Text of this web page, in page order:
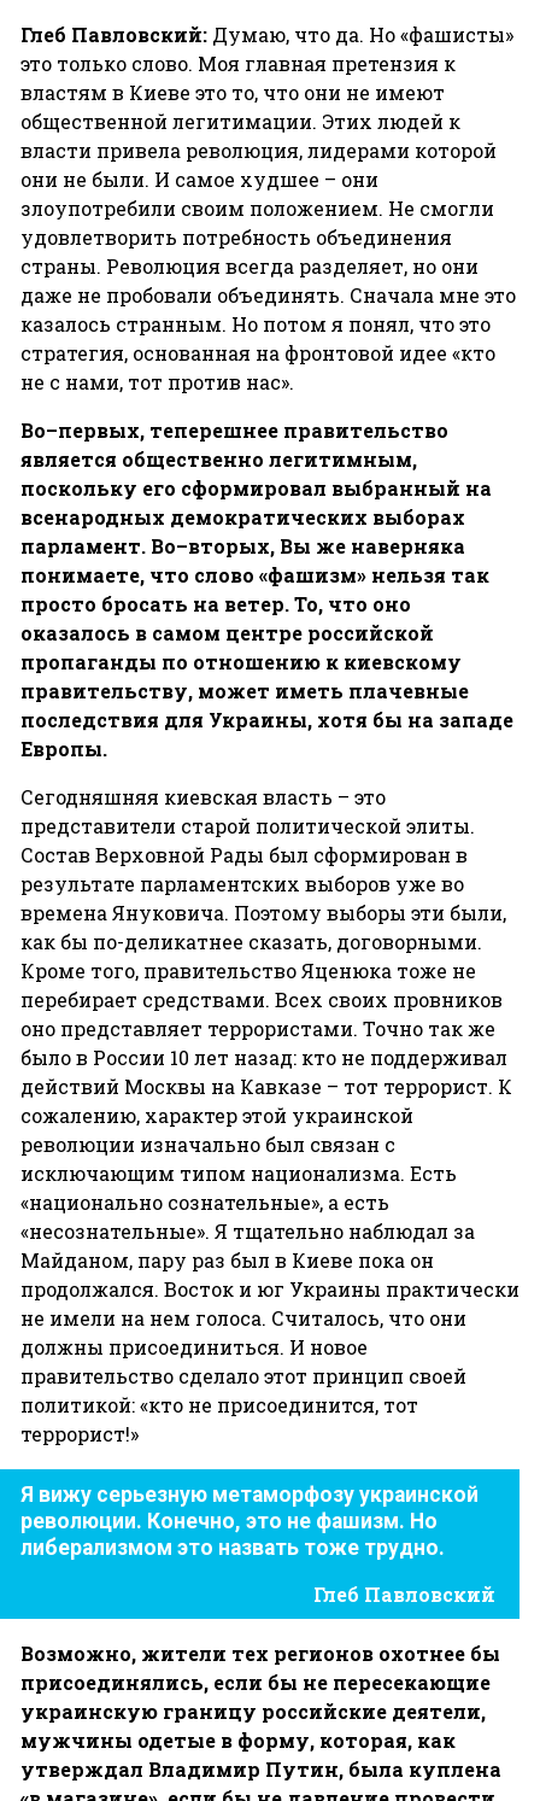
Глеб Павловский:Думаю, что да. Но «фашисты»
это только слово. Моя главная претензия к
властям в Киеве это то, что они не имеют
общественной легитимации. Этих людей к
власти привела революция, лидерами которой
они не были. И самое худшее – они
злоупотребили своим положением. Не смогли
удовлетворить потребность объединения
страны. Революция всегда разделяет, но они
даже не пробовали объединять. Сначала мне это
казалось странным. Но потом я понял, что это
стратегия, основанная на фронтовой идее «кто
не с нами, тот против нас».
Во–первых, теперешнее правительство
является общественно легитимным,
поскольку его сформировал выбранный на
всенародных демократических выборах
парламент. Во–вторых, Вы же наверняка
понимаете, что слово «фашизм» нельзя так
просто бросать на ветер.То, что оно
оказалось в самом центре российской
пропаганды по отношению к киевскому
правительству, может иметь плачевные
последствия для Украины, хотя бы на западе
Европы.
Сегодняшняя киевская власть – это
представители старой политической элиты.
Состав Верховной Рады был сформирован в
результате парламентских выборов уже во
времена Януковича. Поэтому выборы эти были,
как бы по-деликатнее сказать, договорными.
Кроме того, правительство Яценюка тоже не
перебирает средствами. Всех своих провников
оно представляет террористами. Точно так же
было в России 10 лет назад: кто не поддерживал
действий Москвы на Кавказе – тот террорист. К
сожалению, характер этой украинской
революции изначально был связан с
исключающим типом национализма. Есть
«национально сознательные», а есть
«несознательные». Я тщательно наблюдал за
Майданом, пару раз был в Киеве пока он
продолжался. Восток и юг Украины практически
не имели на нем голоса. Считалось, что они
должны присоединиться. И новое
правительство сделало этот принцип своей
политикой: «кто не присоединится, тот
террорист!»
Я вижу серьезную метаморфозу украинской
революции. Конечно, это не фашизм. Но
либерализмом это назвать тоже трудно.
Глеб Павловский
Возможно, жители тех регионов охотнее бы
присоединялись, если бы не пересекающие
украинскую границу российские деятели,
мужчины одетые в форму, которая, как
утверждал Владимир Путин, была куплена